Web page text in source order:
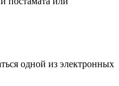
одной из электронных